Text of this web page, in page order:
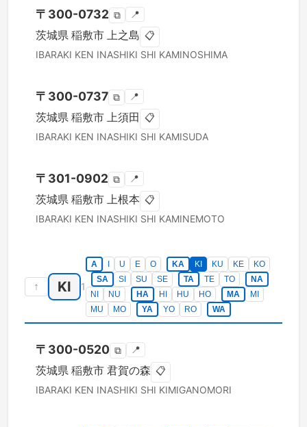
〒 300-0732 ⧉ 📍
茨城県 稲敷市 上之島 📋
IBARAKI KEN INASHIKI SHI KAMINOSHIMA
〒 300-0737 ⧉ 📍
茨城県 稲敷市 上須田 📋
IBARAKI KEN INASHIKI SHI KAMISUDA
〒 301-0902 ⧉ 📍
茨城県 稲敷市 上根本 📋
IBARAKI KEN INASHIKI SHI KAMINEMOTO
↑ KI 1
A U E O KA KI KU KE
KO
SA
SI SU SE TA TE TO
NA
NI
NU HA HI HU HO MA
MI
MU
MO YA YO RO WA
〒 300-0520 ⧉ 📍
茨城県 稲敷市 君賀の森 📋
IBARAKI KEN INASHIKI SHI KIMIGANOMORI